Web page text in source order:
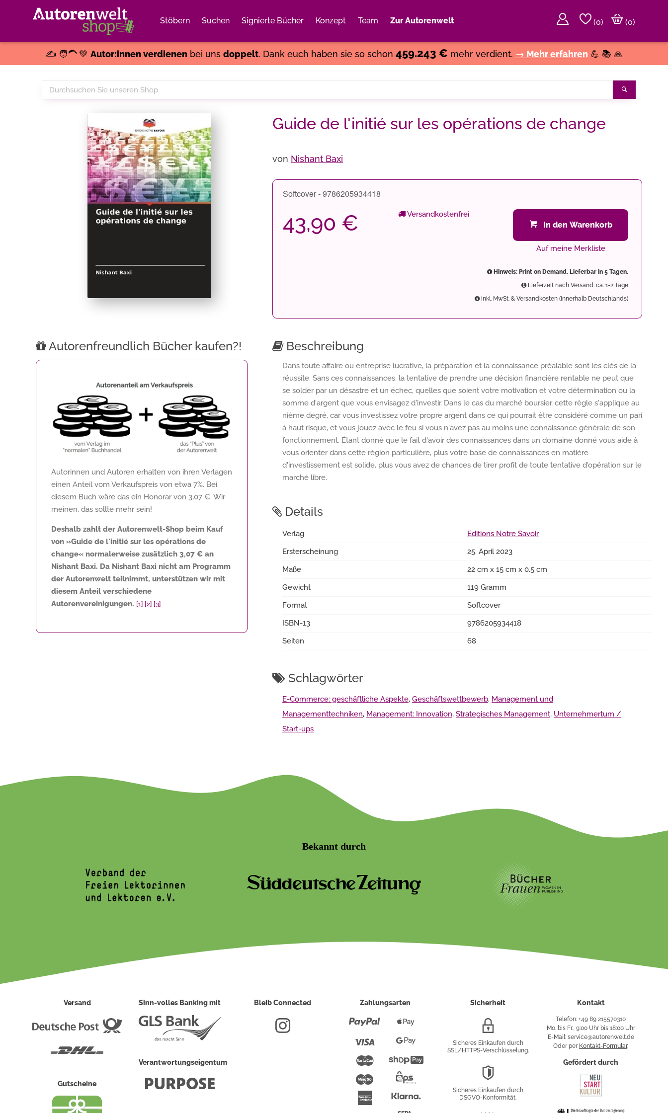
Stöbern Suchen Signierte Bücher Konzept Team Zur Autorenwelt (0)
(0)
✍️ 🧑‍🦱 💚 Autor:innen verdienenbei uns doppelt. Dank euch haben sie so schon 459.243 € mehr verdient. → Mehr erfahren 💪 📚 🙏
Durchsuchen
Sie
Guide de l'initié sur les opérations de change
von Nishant Baxi
Softcover - 9786205934418
43,90 € Versandkostenfrei
In den Warenkorb
Auf meine Merkliste
Hinweis: Print on Demand. Lieferbar in 5 Tagen.
Lieferzeit nach Versand: ca. 1-2 Tage
inkl. MwSt. & Versandkosten (innerhalb Deutschlands)
Autorenfreundlich Bücher kaufen?!
Autorinnen und Autoren erhalten von ihren Verlagen
einen Anteil vom Verkaufspreis von etwa 7%. Bei
diesem Buch wäre das ein Honorar von 3,07 €. Wir
meinen, das sollte mehr sein!
Deshalb zahlt der Autorenwelt-Shop beim Kauf
von »Guide de l'initié sur les opérations de
change« normalerweise zusätzlich 3,07 € an
Nishant Baxi. Da Nishant Baxi nicht am Programm
der Autorenwelt teilnimmt, unterstützen wir mit
diesem Anteil verschiedene
Autorenvereinigungen. [1] [2] [3]
Beschreibung
Dans toute affaire ou entreprise lucrative, la préparation et la connaissance préalable sont les clés de la
réussite. Sans ces connaissances, la tentative de prendre une décision financière rentable ne peut que
se solder par un désastre et un échec, quelles que soient votre motivation et votre détermination ou la
somme d'argent que vous envisagez d'investir. Dans le cas du marché boursier, cette règle s'applique au
nième degré, car vous investissez votre propre argent dans ce qui pourrait être considéré comme un pari
à haut risque, et vous jouez avec le feu si vous n'avez pas au moins une connaissance générale de son
fonctionnement. Étant donné que le fait d'avoir des connaissances dans un domaine donné vous aide à
vous orienter dans cette région particulière, plus votre base de connaissances en matière
d'investissement est solide, plus vous avez de chances de tirer profit de toute tentative d'opération sur le
marché libre.
Details
Verlag
Editions Notre Savoir
Ersterscheinung
25. April 2023
Maße
22 cm x 15 cm x 0.5 cm
Gewicht
119 Gramm
Format
Softcover
ISBN-13
9786205934418
Seiten
68
Schlagwörter
E-Commerce: geschäftliche Aspekte, Geschäftswettbewerb, Management und
Managementtechniken, Management: Innovation, Strategisches Management, Unternehmertum /
Start-ups
Bekannt durch
Versand
Deutsche
Gutscheine
Sinn-volles Banking mit
Verantwortungseigentum
Bleib Connected Zahlungsarten
Paypal
Mastercard
Maestro
American
Pay
PayShopify
Überweisung
Sicherheit
Verschlüsselung
Sicheres Einkaufen durch
SSL/HTTPS-Verschlüsselung.
Sicheres Einkaufen durch
DSGVO-Konformität.
Kontakt
Telefon: +49 89 215570310
Mo. bis Fr., 9:00 Uhr bis 18:00 Uhr
E-Mail: service@autorenwelt.de
Oder per Kontakt-Formular.
Gefördert durch